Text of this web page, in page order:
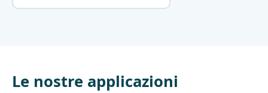
Le nostre applicazioni